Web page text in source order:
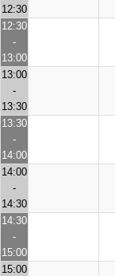
12:30
12:30
-
13:00
13:00
-
13:30
13:30
-
14:00
14:00
-
14:30
14:30
-
15:00
15:00